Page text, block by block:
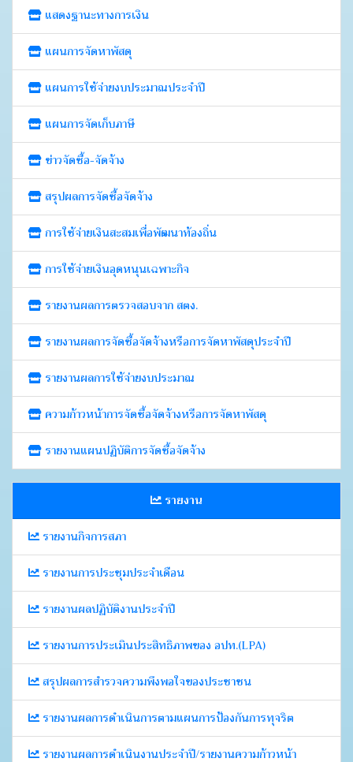
แสดงฐานะทางการเงิน
แผนการจัดหาพัสดุ
แผนการใช้จ่ายงบประมาณประจำปี
แผนการจัดเก็บภาษี
ข่าวจัดซื้อ-จัดจ้าง
สรุปผลการจัดซื้อจัดจ้าง
การใช้จ่ายเงินสะสมเพื่อพัฒนาท้องถิ่น
การใช้จ่ายเงินอุดหนุนเฉพาะกิจ
รายงานผลการตรวจสอบจาก สตง.
รายงานผลการจัดซื้อจัดจ้างหรือการจัดหาพัสดุประจำปี
รายงานผลการใช้จ่ายงบประมาณ
ความก้าวหน้าการจัดซื้อจัดจ้างหรือการจัดหาพัสดุ
รายงานแผนปฏิบัติการจัดซื้อจัดจ้าง
รายงาน
รายงานกิจการสภา
รายงานการประชุมประจำเดือน
รายงานผลปฏิบัติงานประจำปี
รายงานการประเมินประสิทธิภาพของ อปท.(LPA)
สรุปผลการสำรวจความพึงพอใจของประชาชน
รายงานผลการดำเนินการตามแผนการป้องกันการทุจริต
รายงานผลการดำเนินงานประจำปี/รายงานความก้าวหน้า